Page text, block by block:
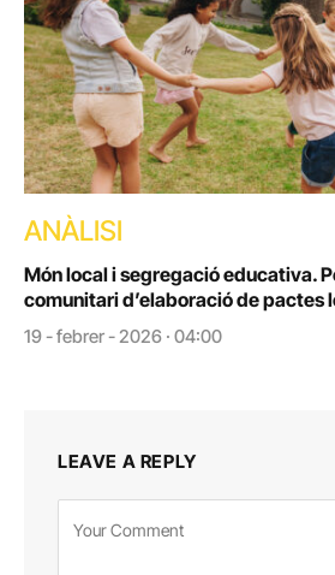
ANÀLISI
Món local i segregació educativa.
comunitari d’elaboració de pactes
19 - febrer - 2026 · 04:00
LEAVE A REPLY